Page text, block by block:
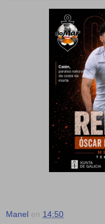
Manel en 14:50